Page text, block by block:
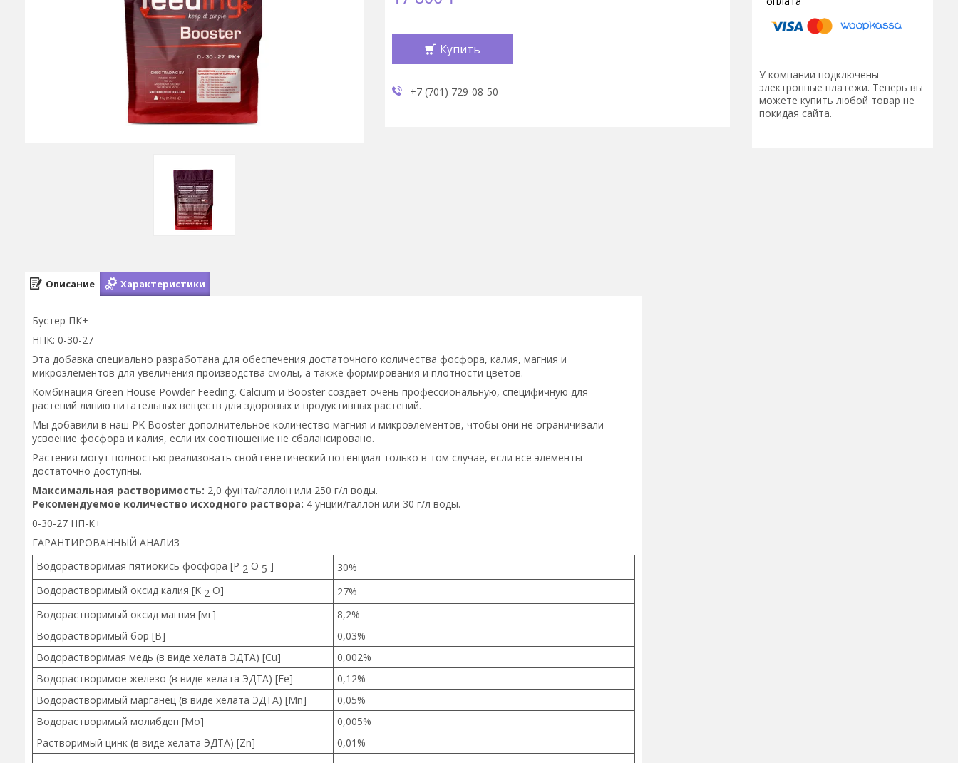
Купить
+7 (701) 729-08-50
У компании подключены
электронные платежи. Теперь вы
можете купить любой товар не
покидая сайта.
Описание Характеристики
Бустер ПК+
НПК: 0-30-27
Эта добавка специально разработана для обеспечения достаточного количества фосфора, калия, магния и
микроэлементов для увеличения производства смолы, а также формирования и плотности цветов.
Комбинация Green House Powder Feeding, Calcium и Booster создает очень профессиональную, специфичную для
растений линию питательных веществ для здоровых и продуктивных растений.
Мы добавили в наш PK Booster дополнительное количество магния и микроэлементов, чтобы они не ограничивали
усвоение фосфора и калия, если их соотношение не сбалансировано.
Растения могут полностью реализовать свой генетический потенциал только в том случае, если все элементы
достаточно доступны.
Максимальная растворимость: 2,0 фунта/галлон или 250 г/л воды.
Рекомендуемое количество исходного раствора: 4 унции/галлон или 30 г/л воды.
0-30-27 НП-К+
ГАРАНТИРОВАННЫЙ АНАЛИЗ
Водорастворимая пятиокись фосфора [P 2 O 5 ]
30%
Водорастворимый оксид калия [K 2 O]
27%
Водорастворимый оксид магния [мг]
8,2%
Водорастворимый бор [B]
0,03%
Водорастворимая медь (в виде хелата ЭДТА) [Cu]
0,002%
Водорастворимое железо (в виде хелата ЭДТА) [Fe]
0,12%
Водорастворимый марганец (в виде хелата ЭДТА) [Mn]
0,05%
Водорастворимый молибден [Mo]
0,005%
Растворимый цинк (в виде хелата ЭДТА) [Zn]
0,01%